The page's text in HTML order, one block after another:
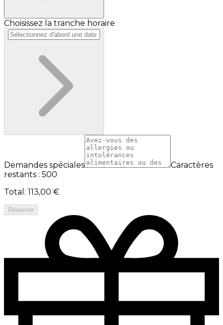
Choisissez la tranche horaire
Demandes spéciales
Caractères
restants : 500
Total : 113,00 €
Réserver